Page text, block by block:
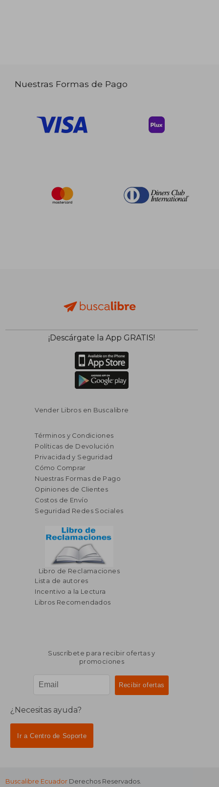
Nuestras Formas de Pago
¡Descárgate la App GRATIS!
Vender Libros en Buscalibre
Términos y Condiciones
Políticas de Devolución
Privacidad y Seguridad
Cómo Comprar
Nuestras Formas de Pago
Opiniones de Clientes
Costos de Envío
Seguridad Redes Sociales
Libro de Reclamaciones
Lista de autores
Incentivo a la Lectura
Libros Recomendados
Suscríbete para recibir ofertas y
promociones
¿Necesitas ayuda?
Ir a Centro de Soporte
Buscalibre Ecuador Derechos Reservados.